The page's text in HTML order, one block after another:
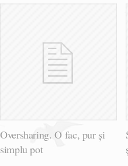
Oversharing. O fac, pur și
simplu pot